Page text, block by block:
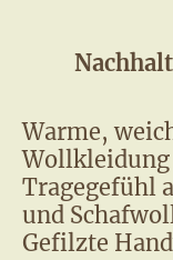
Warme,
Tragegefühl
und
Gefilzte